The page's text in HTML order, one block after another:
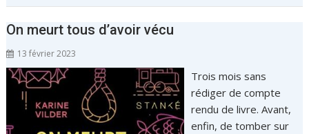
On meurt tous d’avoir vécu
13 février 2023
Trois mois sans
rédiger de compte
rendu de livre. Avant,
enfin, de tomber sur